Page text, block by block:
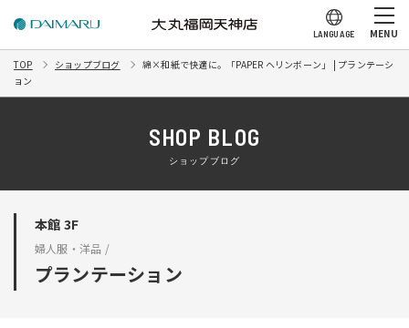
LANGUAGE MENU
TOP ショップブログ
綿×和紙で快適に。「PAPER ヘリンボーン」 | プランテーシ
ョン
SHOP BLOG
ショップブログ
本館 3F
婦人服・洋品 /
プランテーション